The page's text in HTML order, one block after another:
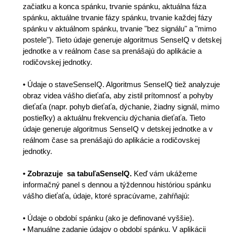
začiatku a konca spánku, trvanie spánku, aktuálna fáza
spánku, aktuálne trvanie fázy spánku, trvanie každej fázy
spánku v aktuálnom spánku, trvanie "bez signálu" a "mimo
postele"). Tieto údaje generuje algoritmus SenseIQ v detskej
jednotke a v reálnom čase sa prenášajú do aplikácie a
rodičovskej jednotky.
• Údaje o staveSenseIQ. Algoritmus SenseIQ tiež analyzuje
obraz videa vášho dieťaťa, aby zistil prítomnosť a pohyby
dieťaťa (napr. pohyb dieťaťa, dýchanie, žiadny signál, mimo
postieľky) a aktuálnu frekvenciu dýchania dieťaťa. Tieto
údaje generuje algoritmus SenseIQ v detskej jednotke a v
reálnom čase sa prenášajú do aplikácie a rodičovskej
jednotky.
• Zobrazuje sa tabuľaSenseIQ. Keď vám ukážeme
informačný panel s dennou a týždennou históriou spánku
vášho dieťaťa, údaje, ktoré spracúvame, zahŕňajú:
• Údaje o období spánku (ako je definované vyššie).
• Manuálne zadanie údajov o období spánku. V aplikácii